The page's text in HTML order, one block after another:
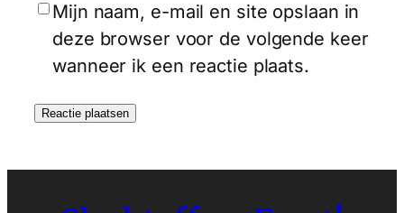
Mijn naam, e-mail en site opslaan in
deze browser voor de volgende keer
wanneer ik een reactie plaats.